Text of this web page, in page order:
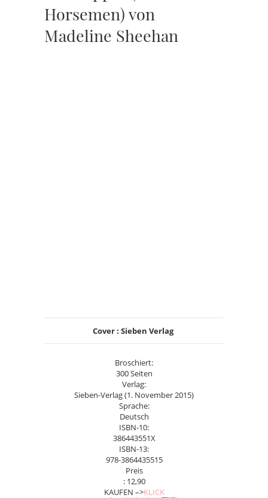
Horsemen) von
Madeline Sheehan
Cover : Sieben Verlag
Broschiert:
300 Seiten
Verlag:
Sieben-Verlag (1. November 2015)
Sprache:
Deutsch
ISBN-10:
386443551X
ISBN-13:
978-3864435515
Preis
: 12,90
KAUFEN –>KLICK